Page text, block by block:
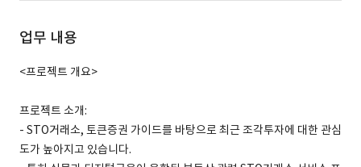
업무 내용
<프로젝트 개요>
프로젝트 소개:
- STO거래소, 토큰증권 가이드를 바탕으로 최근 조각투자에 대한 관심
도가 높아지고 있습니다.